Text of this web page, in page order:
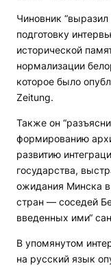
Чиновник
подготовку
исторической
нормализации
которое было
Zeitung.
Также он
формированию
развитию
государства,
ожидания Минска
стран — соседей
введенных ими“
В упомянутом
на русский язык